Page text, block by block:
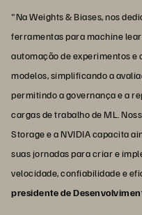
"Na Weights & Biases, nos
ferramentas para machine
automação de experimentos
modelos, simplificando a
permitindo a governança e a
cargas de trabalho de ML.
Storage e a NVIDIA capacita
suas jornadas para criar e
velocidade, confiabilidade e
presidente de